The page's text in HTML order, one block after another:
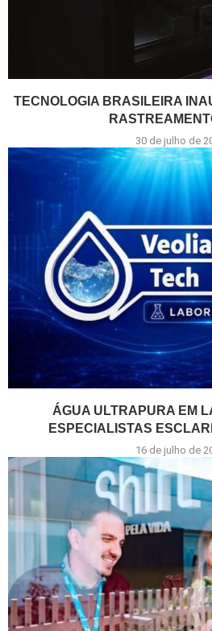
TECNOLOGIA BRASILEIRA
30 de julho de
ÁGUA ULTRAPURA EM
ESPECIALISTAS
16 de julho de